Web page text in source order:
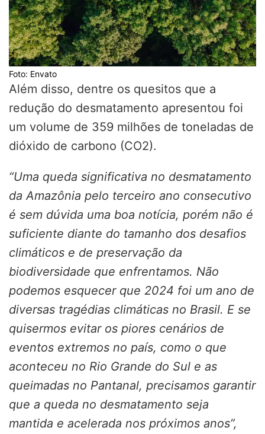
Foto: Envato
Além disso, dentre os quesitos que a
redução do desmatamento apresentou foi
um volume de 359 milhões de toneladas de
dióxido de carbono (CO2).
“Uma queda significativa no desmatamento
da Amazônia pelo terceiro ano consecutivo
é sem dúvida uma boa notícia, porém não é
suficiente diante do tamanho dos desafios
climáticos e de preservação da
biodiversidade que enfrentamos. Não
podemos esquecer que 2024 foi um ano de
diversas tragédias climáticas no Brasil. E se
quisermos evitar os piores cenários de
eventos extremos no país, como o que
aconteceu no Rio Grande do Sul e as
queimadas no Pantanal, precisamos garantir
que a queda no desmatamento seja
mantida e acelerada nos próximos anos”,